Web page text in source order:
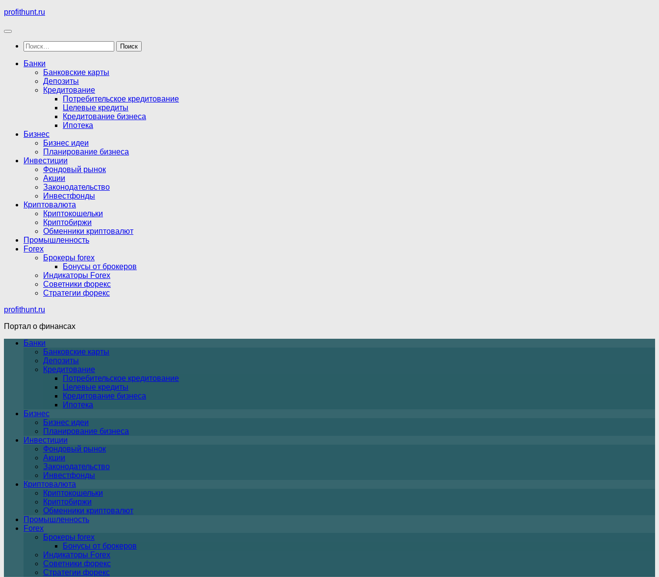
Перейти
содержимому
profithunt.ru
Найти:
Банки
Банковские карты
Депозиты
Кредитование
Потребительское кредитование
Целевые кредиты
Кредитование бизнеса
Ипотека
Бизнес
Бизнес идеи
Планирование бизнеса
Инвестиции
Фондовый рынок
Акции
Законодательство
Инвестфонды
Криптовалюта
Криптокошельки
Криптобиржи
Обменники криптовалют
Промышленность
Forex
Брокеры forex
Бонусы от брокеров
Индикаторы Forex
Советники форекс
Стратегии форекс
profithunt.ru
Портал о финансах
Банки
Банковские карты
Депозиты
Кредитование
Потребительское кредитование
Целевые кредиты
Кредитование бизнеса
Ипотека
Бизнес
Бизнес идеи
Планирование бизнеса
Инвестиции
Фондовый рынок
Акции
Законодательство
Инвестфонды
Криптовалюта
Криптокошельки
Криптобиржи
Обменники криптовалют
Промышленность
Forex
Брокеры forex
Бонусы от брокеров
Индикаторы Forex
Советники форекс
Стратегии форекс